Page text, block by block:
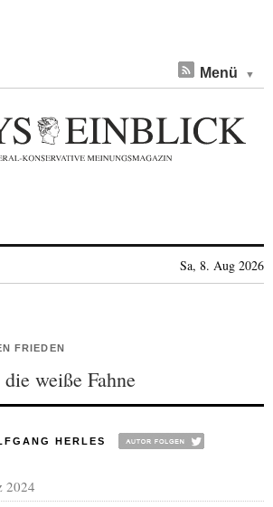
Menü
Sa, 8. Aug 2026
FRIEDEN
weiße Fahne
HERLES
2024